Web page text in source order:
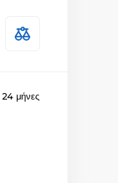
24 μήνες